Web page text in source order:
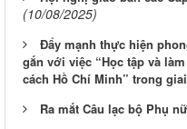
(10/08/2025)
Đẩy mạnh thực hiện
gắn với việc “Học tập và
cách Hồ Chí Minh” trong
Ra mắt Câu lạc bộ Phụ